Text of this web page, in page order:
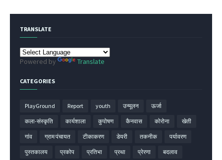
TRANSLATE
Powered by Translate
CATEGORIES
PlayGround Report youth उन्मूलन ऊर्जा
कला-संस्कृति कार्यशाला कुपोषण कैनवास कोरोना खेती
गांव ग्राम पंचायत टीकाकरण डेयरी तकनीक पर्यावरण
पुस्तकालय प्रकोप प्रतिभा प्रथा प्रेरणा बदलाव